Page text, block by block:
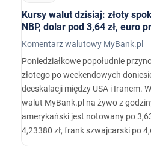
Kursy walut dzisiaj: złoty
NBP, dolar pod 3,64 zł, euro
Komentarz walutowy MyBank.pl
Poniedziałkowe popołudnie
złotego po weekendowych
deeskalacji między USA i Iranem.
walut MyBank.pl na żywo z
amerykański jest notowany po
4,23380 zł, frank szwajcarski po